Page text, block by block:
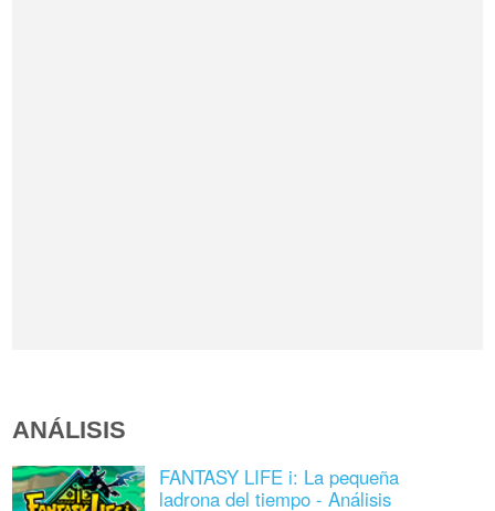
ANÁLISIS
FANTASY LIFE i: La pequeña
ladrona del tiempo - Análisis